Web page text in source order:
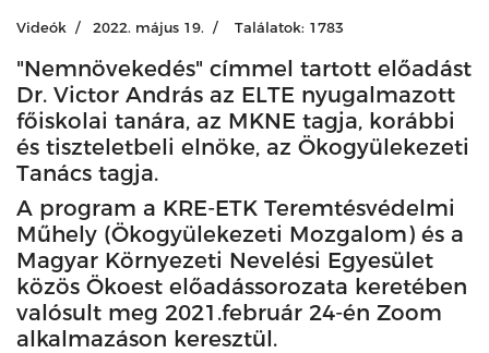
Videók 2022. május 19. Találatok: 1783
"Nemnövekedés" címmel tartott előadást
Dr. Victor András az ELTE nyugalmazott
főiskolai tanára, az MKNE tagja, korábbi
és tiszteletbeli elnöke, az Ökogyülekezeti
Tanács tagja.
A program a KRE-ETK Teremtésvédelmi
Műhely (Ökogyülekezeti Mozgalom) és a
Magyar Környezeti Nevelési Egyesület
közös Ökoest előadássorozata keretében
valósult meg 2021.február 24-én Zoom
alkalmazáson keresztül.